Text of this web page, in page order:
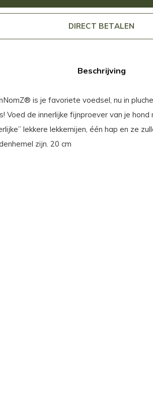
DIRECT BETALEN
Beschrijving
is je favoriete voedsel, nu in
Voed de innerlijke fijnproever van je hond
lekkere lekkernijen, één hap en ze
zijn. 20 cm